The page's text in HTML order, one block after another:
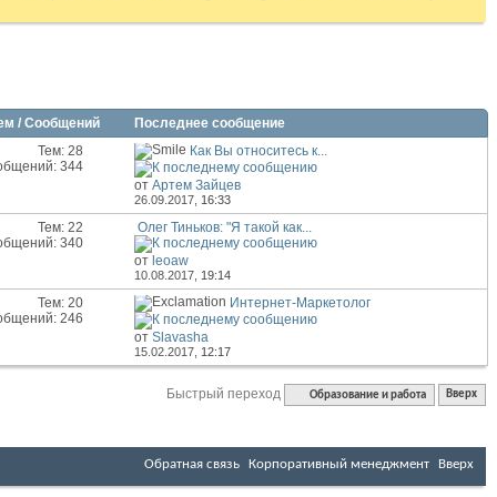
/ Сообщений Последнее сообщение
Тем: 28
344
Как Вы относитесь к...
отАртем Зайцев
26.09.2017, 16:33
Тем: 22
340
Олег Тиньков: "Я такой как...
отleoaw
10.08.2017, 19:14
Тем: 20
246
Интернет-Маркетолог
отSlavasha
15.02.2017, 12:17
Быстрый переход Образование и работа Вверх
Обратная связь Корпоративный менеджмент Вверх